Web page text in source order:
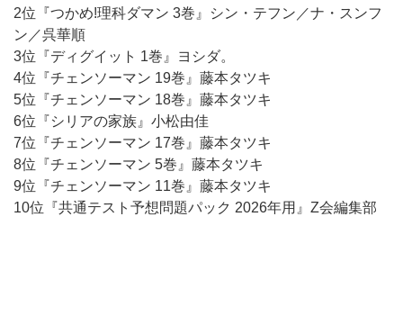
2位『つかめ!理科ダマン 3巻』シン・テフン／ナ・スンフ
ン／呉華順
3位『ディグイット 1巻』ヨシダ。
4位『チェンソーマン 19巻』藤本タツキ
5位『チェンソーマン 18巻』藤本タツキ
6位『シリアの家族』小松由佳
7位『チェンソーマン 17巻』藤本タツキ
8位『チェンソーマン 5巻』藤本タツキ
9位『チェンソーマン 11巻』藤本タツキ
10位『共通テスト予想問題パック 2026年用』Z会編集部